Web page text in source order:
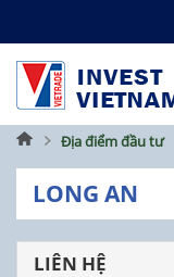
Trang
chủ
Địa điểm đầu tư
LONG AN
LIÊN HỆ